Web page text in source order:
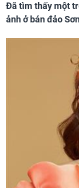
Đã tìm thấy một
ảnh ở bán đảo